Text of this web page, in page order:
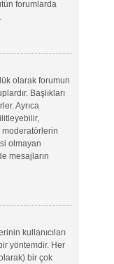
forumlarda
olarak forumun
Başlıkları
Ayrıca
moderatörlerin
olmayan
mesajların
kullanıcıları
yöntemdir. Her
bir çok